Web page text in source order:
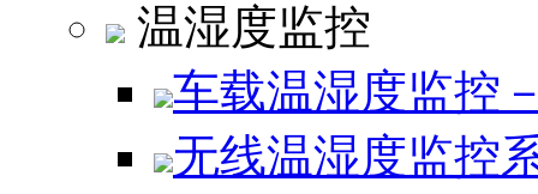
温湿度监控
车载温湿度监控
无线温湿度监控